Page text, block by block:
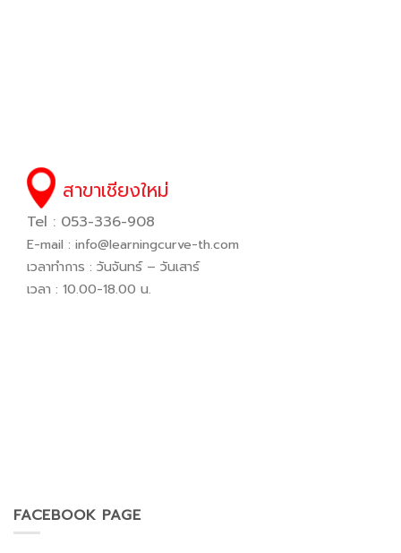
สาขาเชียงใหม่
Tel : 053-336-908
E-mail : info@learningcurve-th.com
เวลาทำการ : วันจันทร์ – วันเสาร์
เวลา : 10.00-18.00 น.
FACEBOOK PAGE